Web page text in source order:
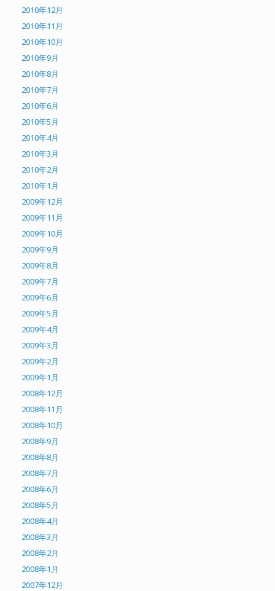
2010年12月
2010年11月
2010年10月
2010年9月
2010年8月
2010年7月
2010年6月
2010年5月
2010年4月
2010年3月
2010年2月
2010年1月
2009年12月
2009年11月
2009年10月
2009年9月
2009年8月
2009年7月
2009年6月
2009年5月
2009年4月
2009年3月
2009年2月
2009年1月
2008年12月
2008年11月
2008年10月
2008年9月
2008年8月
2008年7月
2008年6月
2008年5月
2008年4月
2008年3月
2008年2月
2008年1月
2007年12月